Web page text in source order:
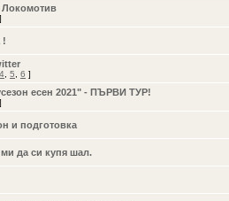
Локомотив
]
!
4 5 6 ]
есен 2021" - ПЪРВИ ТУР!
]
и подготовка
да си купя шал.